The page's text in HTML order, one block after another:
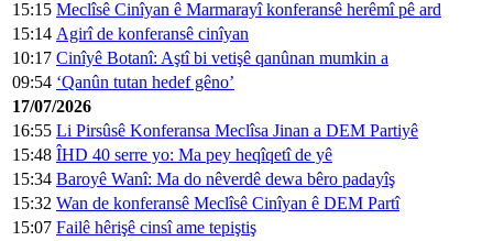
15:15 Meclîsê Cinîyan ê Marmarayî konferansê herêmî pê ard
15:14 Agirî de konferansê cinîyan
10:17 Cinîyê Botanî: Aştî bi vetişê qanûnan mumkin a
09:54 ‘Qanûn tutan hedef gêno’
17/07/2026
16:55 Li Pirsûsê Konferansa Meclîsa Jinan a DEM Partiyê
15:48 ÎHD 40 serre yo: Ma pey heqîqetî de yê
15:34 Baroyê Wanî: Ma do nêverdê dewa bêro padayîş
15:32 Wan de konferansê Meclîsê Cinîyan ê DEM Partî
15:07 Failê hêrişê cinsî ame tepiştiş